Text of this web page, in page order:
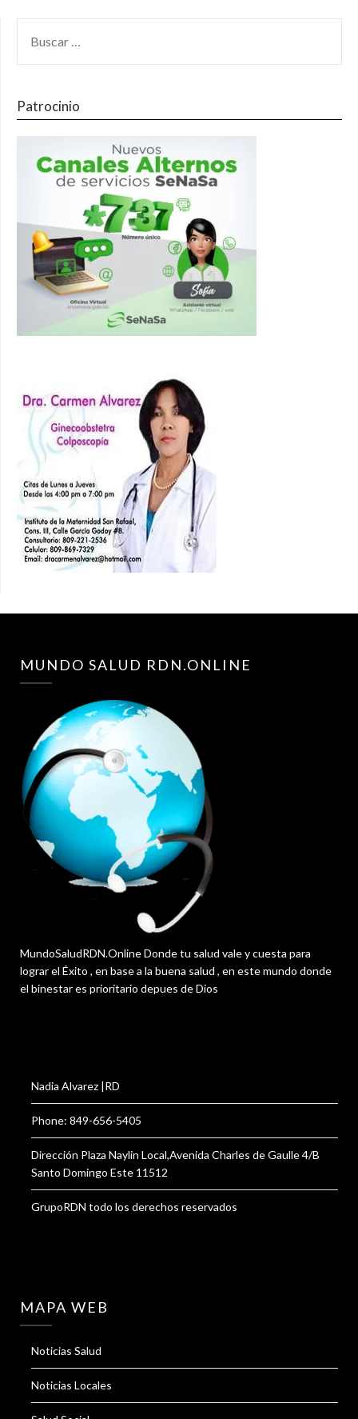
Patrocinio
MUNDO SALUD RDN.ONLINE
MundoSaludRDN.Online Donde tu salud vale y cuesta para
lograr el Éxito , en base a la buena salud , en este mundo donde
el binestar es prioritario depues de Dios
Nadia Alvarez |RD
Phone: 849-656-5405
Dirección Plaza Naylin Local,Avenida Charles de Gaulle 4/B
Santo Domingo Este 11512
GrupoRDN todo los derechos reservados
MAPA WEB
Noticias Salud
Noticias Locales